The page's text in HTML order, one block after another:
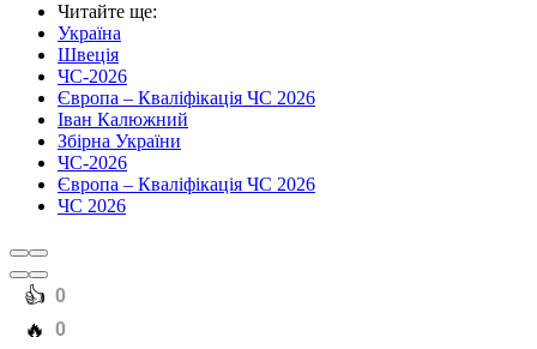
Читайте ще:
Україна
Швеція
ЧС-2026
Європа – Кваліфікація ЧС 2026
Іван Калюжний
Збірна України
ЧС-2026
Європа – Кваліфікація ЧС 2026
ЧС 2026
️👍 0
️🔥 0